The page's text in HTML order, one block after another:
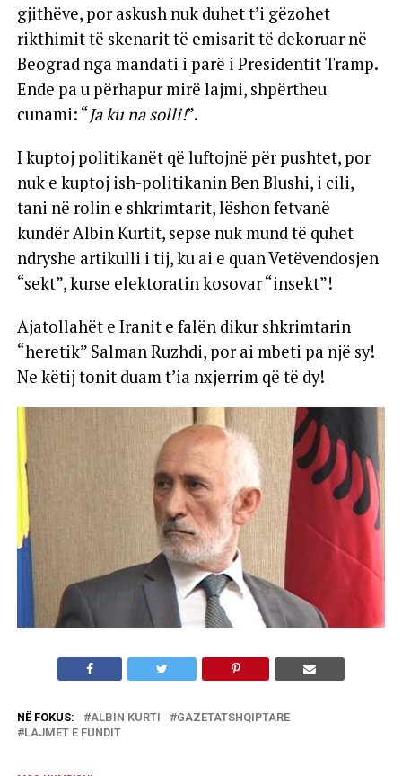
gjithëve, por askush nuk duhet t’i gëzohet
rikthimit të skenarit të emisarit të dekoruar në
Beograd nga mandati i parë i Presidentit Tramp.
Ende pa u përhapur mirë lajmi, shpërtheu
cunami: “Ja ku na solli!”.
I kuptoj politikanët që luftojnë për pushtet, por
nuk e kuptoj ish-politikanin Ben Blushi, i cili,
tani në rolin e shkrimtarit, lëshon fetvanë
kundër Albin Kurtit, sepse nuk mund të quhet
ndryshe artikulli i tij, ku ai e quan Vetëvendosjen
“sekt”, kurse elektoratin kosovar “insekt”!
Ajatollahët e Iranit e falën dikur shkrimtarin
“heretik” Salman Ruzhdi, por ai mbeti pa një sy!
Ne këtij tonit duam t’ia nxjerrim që të dy!
NË FOKUS: ALBIN KURTI
GAZETATSHQIPTARE
LAJMET E FUNDIT